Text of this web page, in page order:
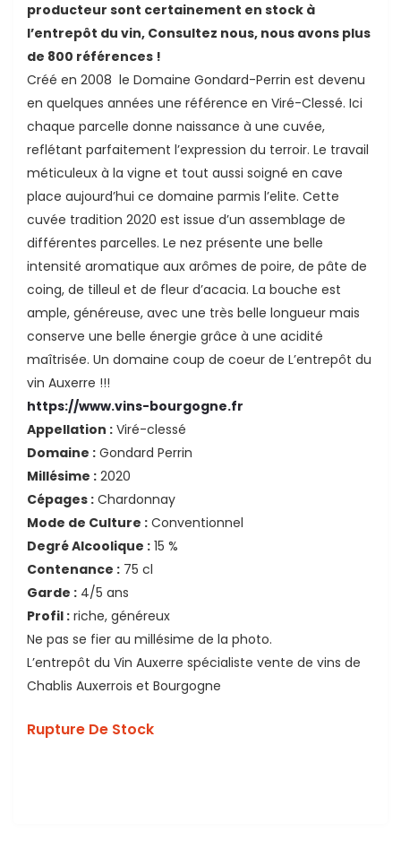
producteur sont certainement en stock à
l’entrepôt du vin, Consultez nous, nous avons plus
de 800 références !
Créé en 2008 le Domaine Gondard-Perrin est devenu
en quelques années une référence en Viré-Clessé. Ici
chaque parcelle donne naissance à une cuvée,
reflétant parfaitement l’expression du terroir. Le travail
méticuleux à la vigne et tout aussi soigné en cave
place aujourd’hui ce domaine parmis l’elite. Cette
cuvée tradition 2020 est issue d’un assemblage de
différentes parcelles. Le nez présente une belle
intensité aromatique aux arômes de poire, de pâte de
coing, de tilleul et de fleur d’acacia. La bouche est
ample, généreuse, avec une très belle longueur mais
conserve une belle énergie grâce à une acidité
maîtrisée. Un domaine coup de coeur de L’entrepôt du
vin Auxerre !!!
https://www.vins-bourgogne.fr
Appellation : Viré-clessé
Domaine : Gondard Perrin
Millésime : 2020
Cépages : Chardonnay
Mode de Culture : Conventionnel
Degré Alcoolique : 15 %
Contenance : 75 cl
Garde : 4/5 ans
Profil : riche, généreux
Ne pas se fier au millésime de la photo.
L’entrepôt du Vin Auxerre spécialiste vente de vins de
Chablis Auxerrois et Bourgogne
Rupture De Stock